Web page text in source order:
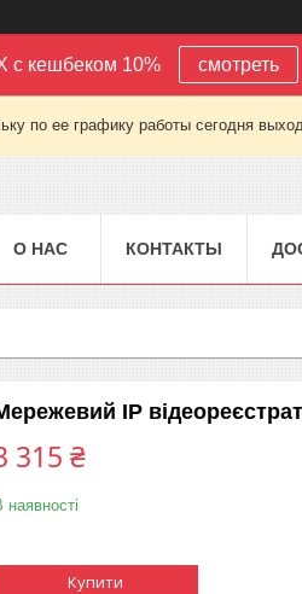
с кешбеком 10% смотреть
по ее графику работы сегодня
О НАС КОНТАКТЫ
IP
315 ₴
наявності
Купити